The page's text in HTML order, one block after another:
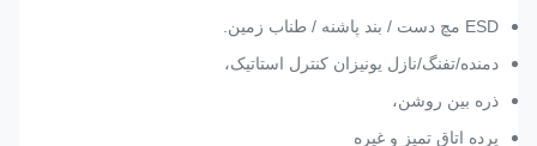
ESD مچ دست / بند پاشنه / طناب زمین.
دمنده/تفنگ/نازل یونیزان کنترل استاتیک،
ذره بین روشن،
پرده اتاق تمیز و غیره